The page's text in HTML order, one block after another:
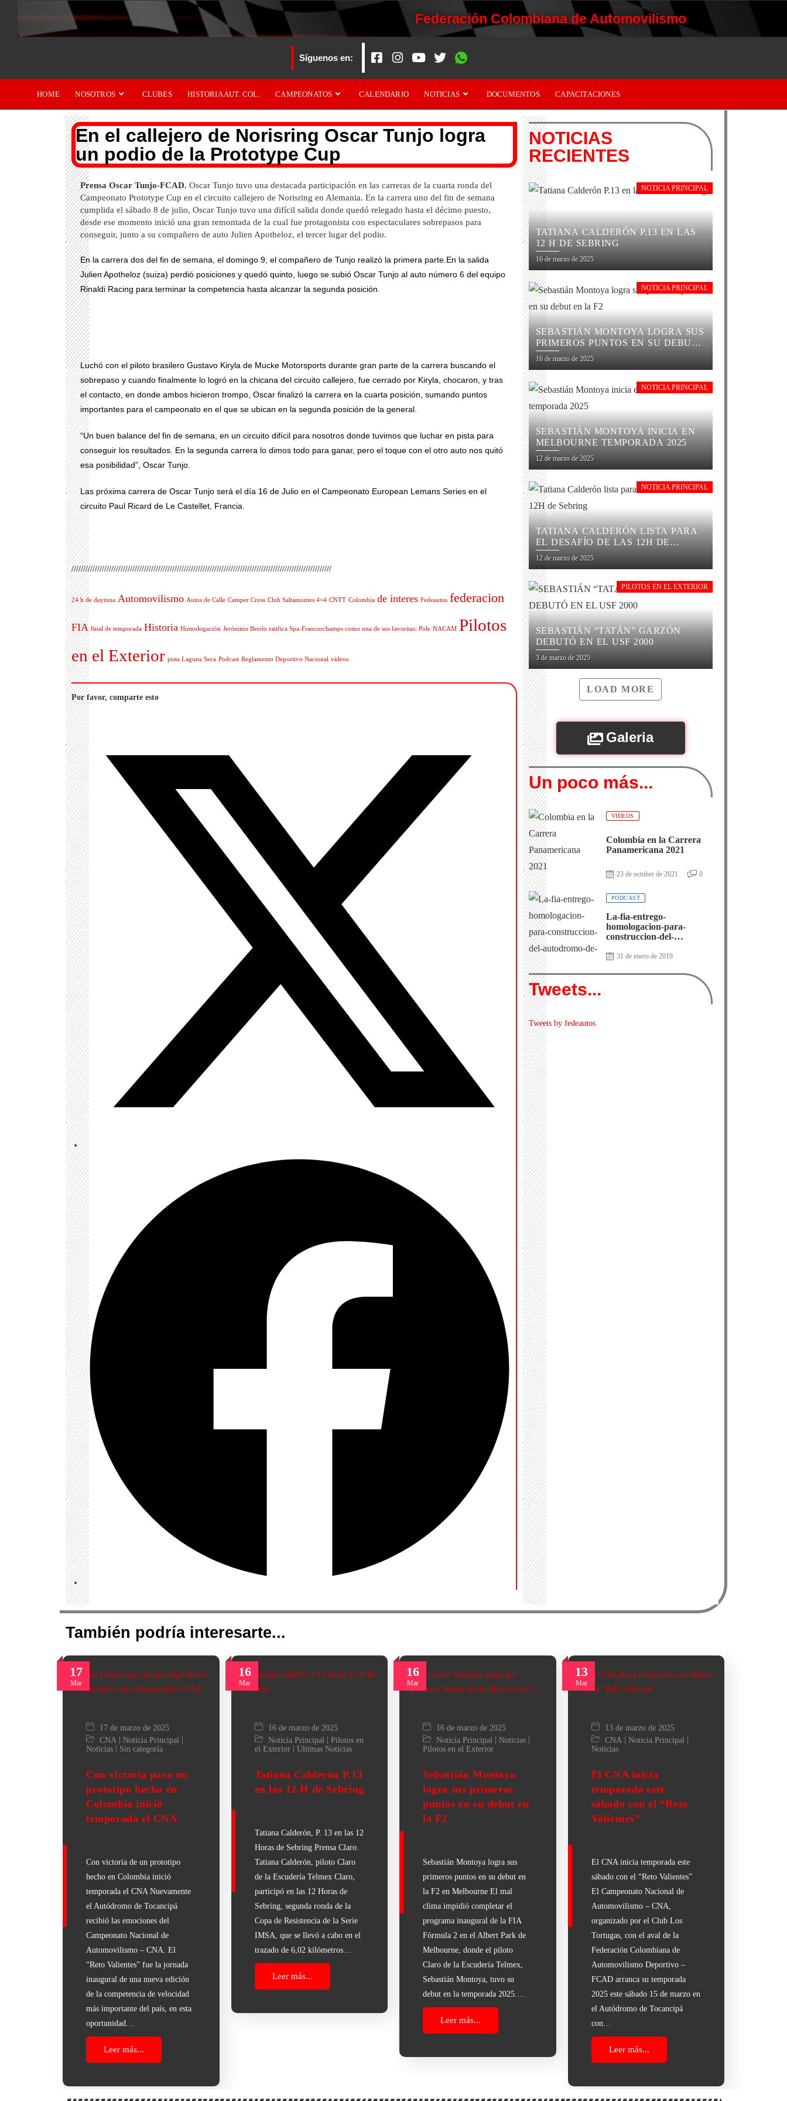
Federación Colombiana de Automovilismo
Síguenos en:
HOME NOSOTROS CLUBES HISTORIA AUT. COL. CAMPEONATOS CALENDARIO NOTICIAS DOCUMENTOS CAPACITACIONES
En el callejero de Norisring Oscar Tunjo logra
un podio de la Prototype Cup
Prensa Oscar Tunjo-FCAD. Oscar Tunjo tuvo una destacada participación en las carreras de la cuarta ronda del
Campeonato Prototype Cup en el circuito callejero de Norisring en Alemania. En la carrera uno del fin de semana
cumplida el sábado 8 de julio, Oscar Tunjo tuvo una difícil salida donde quedó relegado hasta el décimo puesto,
desde ese momento inició una gran remontada de la cual fue protagonista con espectaculares sobrepasos para
conseguir, junto a su compañero de auto Julien Apotheloz, el tercer lugar del podio.
En la carrera dos del fin de semana, el domingo 9, el compañero de Tunjo realizó la primera parte.En la salida
Julien Apotheloz (suiza) perdió posiciones y quedó quinto, luego se subió Oscar Tunjo al auto número 6 del equipo
Rinaldi Racing para terminar la competencia hasta alcanzar la segunda posición.
Luchó con el piloto brasilero Gustavo Kiryla de Mucke Motorsports durante gran parte de la carrera buscando el
sobrepaso y cuando finalmente lo logró en la chicana del circuito callejero, fue cerrado por Kiryla, chocaron, y tras
el contacto, en donde ambos hicieron trompo, Oscar finalizó la carrera en la cuarta posición, sumando puntos
importantes para el campeonato en el que se ubican en la segunda posición de la general.
“Un buen balance del fin de semana, en un circuito difícil para nosotros donde tuvimos que luchar en pista para
conseguir los resultados. En la segunda carrera lo dimos todo para ganar, pero el toque con el otro auto nos quitó
esa posibilidad”, Oscar Tunjo.
Las próxima carrera de Oscar Tunjo será el día 16 de Julio en el Campeonato European Lemans Series en el
circuito Paul Ricard de Le Castellet, Francia.
///////////////////////////////////////////////////////////////////////////////////////////////////////////////
24 h de daytona Automovilismo Autos de Calle Camper Cross Club Saltamontes 4×4 CNTT Colombia de interes Fedeautos federacion
FIA final de temporada Historia Homologación Jerónimo Berrío ratifica Spa-Francorchamps como una de sus favoritas: Pole NACAM Pilotos
en el Exterior pista Laguna Seca Podcast Reglamento Deportivo Nacional videos
Por favor, comparte esto
NOTICIAS
RECIENTES
NOTICIA PRINCIPAL
TATIANA CALDERÓN P.13 EN LAS
12 H DE SEBRING
16 de marzo de 2025
NOTICIA PRINCIPAL
SEBASTIÁN MONTOYA LOGRA SUS
PRIMEROS PUNTOS EN SU DEBUT
EN LA F2
16 de marzo de 2025
NOTICIA PRINCIPAL
SEBASTIÁN MONTOYA INICIA EN
MELBOURNE TEMPORADA 2025
12 de marzo de 2025
NOTICIA PRINCIPAL
TATIANA CALDERÓN LISTA PARA
EL DESAFÍO DE LAS 12H DE
SEBRING
12 de marzo de 2025
PILOTOS EN EL EXTERIOR
SEBASTIÁN “TATÁN” GARZÓN
DEBUTÓ EN EL USF 2000
3 de marzo de 2025
LOAD MORE
Galeria
Un poco más...
VIDEOS
Colombia en la Carrera
Panamericana 2021
23 de octubre de 2021 0
PODCAST
La-fia-entrego-
homologacion-para-
construccion-del-
31 de enero de 2019
Tweets...
Tweets by fedeautos
También podría interesarte...
17
Mar
17 de marzo de 2025
CNA
Noticia Principal
Noticias
Sin categoría
Con victoria para un
prototipo hecho en
Colombia inició
temporada el CNA
Con victoria de un prototipo
hecho en Colombia inició
temporada el CNA Nuevamente
el Autódromo de Tocancipá
recibió las emociones del
Campeonato Nacional de
Automovilismo – CNA. El
“Reto Valientes” fue la jornada
inaugural de una nueva edición
de la competencia de velocidad
más importante del país, en esta
oportunidad…
Leer más...
16
Mar
16 de marzo de 2025
Noticia Principal
Pilotos en
el Exterior| Ultimas Noticias
Tatiana Calderón P.13
en las 12 H de Sebring
Tatiana Calderón, P. 13 en las 12
Horas de Sebring Prensa Claro.
Tatiana Calderón, piloto Claro
de la Escudería Telmex Claro,
participó en las 12 Horas de
Sebring, segunda ronda de la
Copa de Resistencia de la Serie
IMSA, que se llevó a cabo en el
trazado de 6,02 kilómetros…
Leer más...
16
Mar
16 de marzo de 2025
Noticia Principal
Noticias
Pilotos en el Exterior
Sebastián Montoya
logra sus primeros
puntos en su debut en
la F2
Sebastián Montoya logra sus
primeros puntos en su debut en
la F2 en Melbourne El mal
clima impidió completar el
programa inaugural de la FIA
Fórmula 2 en el Albert Park de
Melbourne, donde el piloto
Claro de la Escudería Telmex,
Sebastián Montoya, tuvo su
debut en la temporada 2025.…
Leer más...
13
Mar
13 de marzo de 2025
CNA
Noticia Principal
Noticias
El CNA inicia
temporada este
sábado con el “Reto
Valientes”
El CNA inicia temporada este
sábado con el “Reto Valientes”
El Campeonato Nacional de
Automovilismo – CNA,
organizado por el Club Los
Tortugas, con el aval de la
Federación Colombiana de
Automovilismo Deportivo –
FCAD arranca su temporada
2025 este sábado 15 de marzo en
el Autódromo de Tocancipá
con…
Leer más...